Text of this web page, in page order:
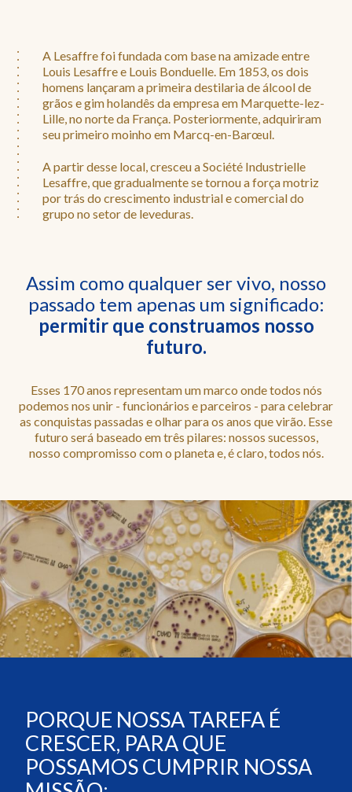
A Lesaffre foi fundada com base na amizade entre
Louis Lesaffre e Louis Bonduelle. Em 1853, os dois
homens lançaram a primeira destilaria de álcool de
grãos e gim holandês da empresa em Marquette-lez-
Lille, no norte da França. Posteriormente, adquiriram
seu primeiro moinho em Marcq-en-Barœul.
A partir desse local, cresceu a Société Industrielle
Lesaffre, que gradualmente se tornou a força motriz
por trás do crescimento industrial e comercial do
grupo no setor de leveduras.
Assim como qualquer ser vivo, nosso
passado tem apenas um significado:
permitir que construamos nosso
futuro.
Esses 170 anos representam um marco onde todos nós
podemos nos unir - funcionários e parceiros - para celebrar
as conquistas passadas e olhar para os anos que virão. Esse
futuro será baseado em três pilares: nossos sucessos,
nosso compromisso com o planeta e, é claro, todos nós.
PORQUE NOSSA TAREFA É
CRESCER, PARA QUE
POSSAMOS CUMPRIR NOSSA